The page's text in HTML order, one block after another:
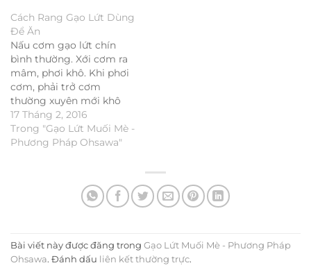
Cách Rang Gạo Lứt Dùng
Để Ăn
Nấu cơm gạo lứt chín
bình thường. Xới cơm ra
mâm, phơi khô. Khi phơi
cơm, phải trở cơm
thường xuyên mới khô
đều và cơm rang được
giòn. Mỗi ngày phơi cơm,
chiều mang vô, mai phơi
đậy cơm bằng…
17 Tháng 2, 2016
Trong "Gạo Lứt Muối Mè -
Phương Pháp Ohsawa"
Bài viết này được đăng trong Gạo Lứt Muối Mè - Phương Pháp
Ohsawa. Đánh dấu liên kết thường trực.